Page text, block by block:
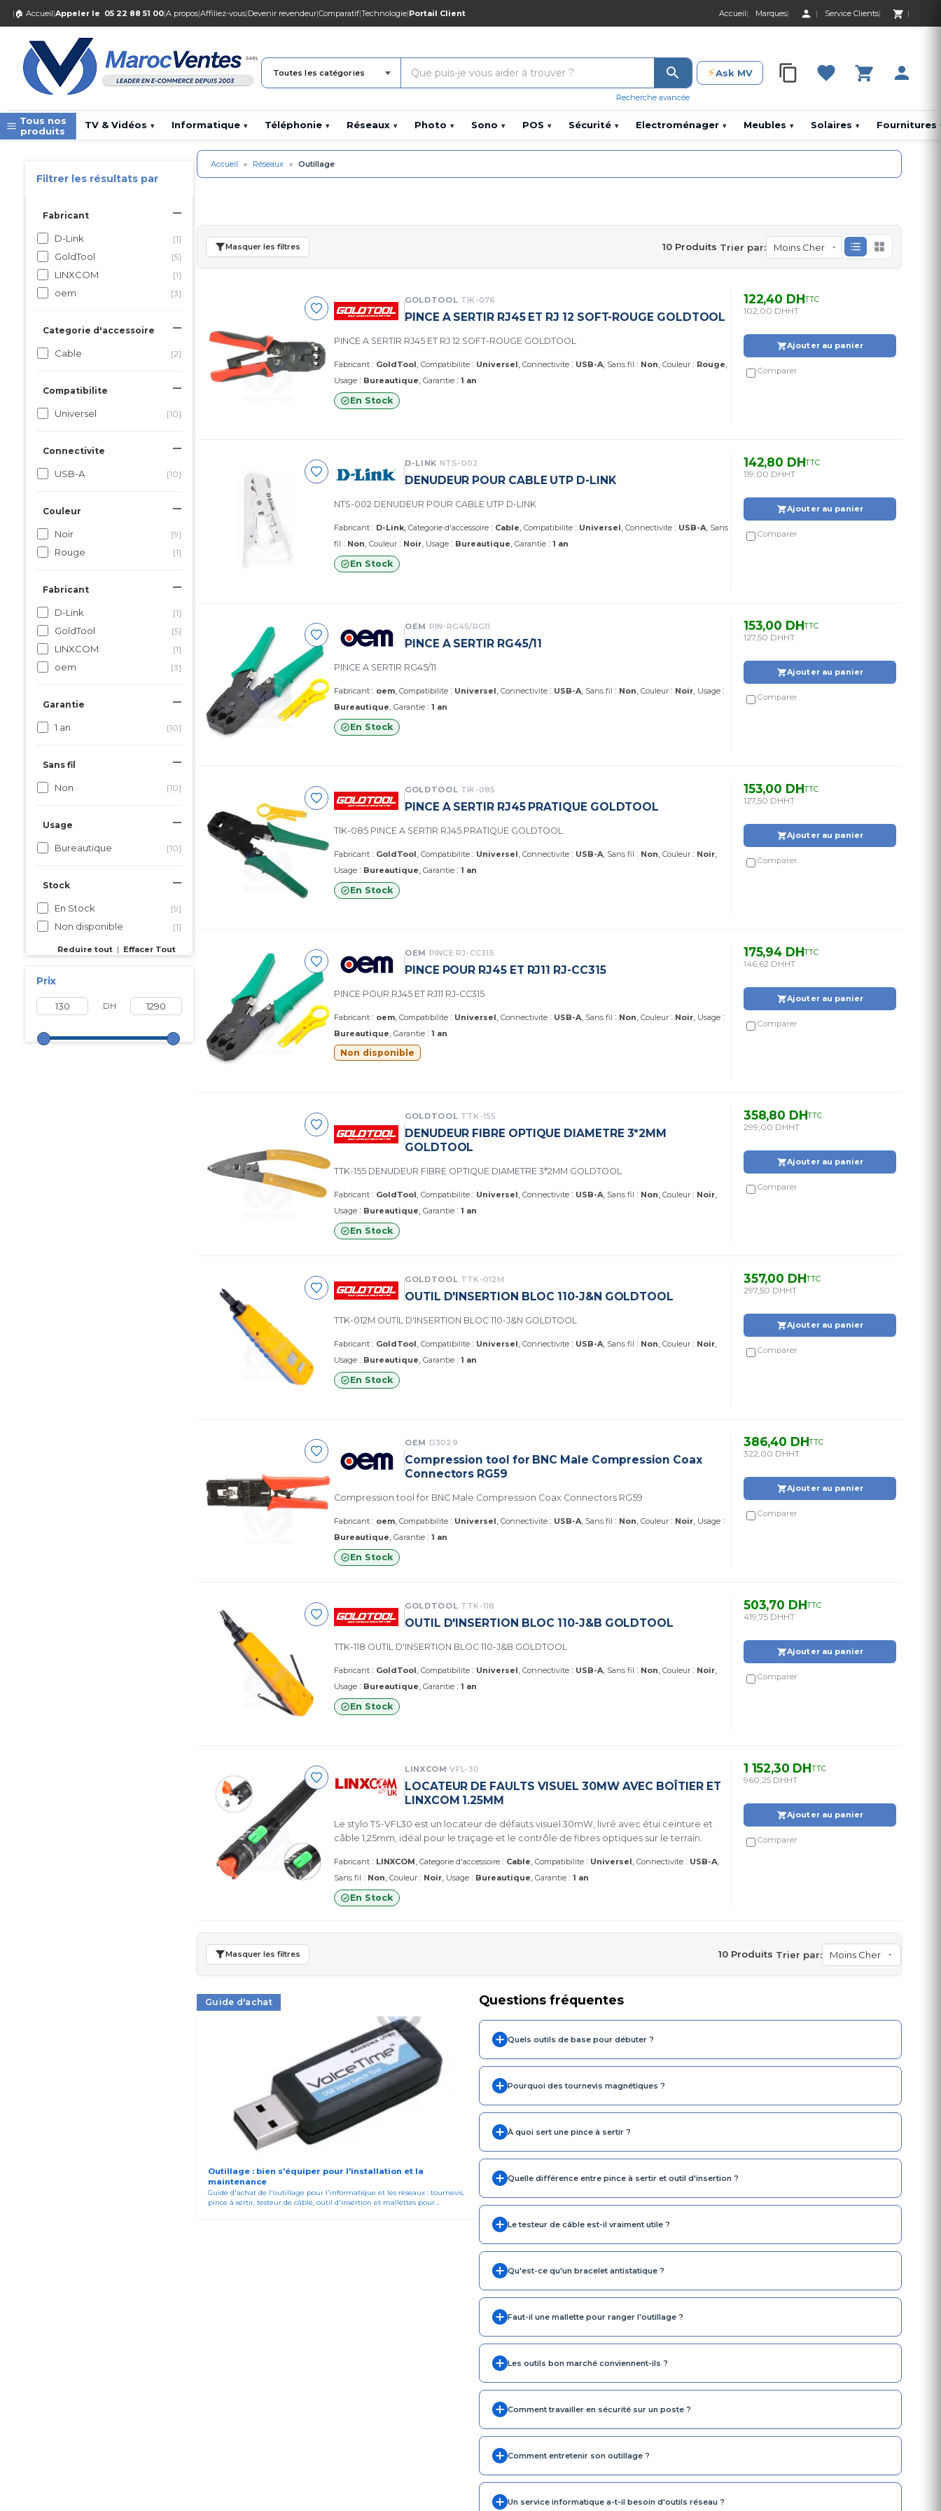
| 🏠 Accueil|Appeler le 05 22 88 51 00|A propos|Affiliez-vous|Devenir revendeur|Comparatif|Technologie|Portail Client Accueil Marques Service Clients
0 Produit 0,00
Toutes les catégories
Recherche avancée
⚡Ask MV 0 Produit 0,00 DH
Tous nos
produits
TV & Vidéos ▾ Informatique ▾ Téléphonie ▾ Réseaux ▾ Photo ▾ Sono ▾ POS ▾ Sécurité ▾ Electroménager ▾ Meubles ▾ Solaires ▾ Fournitures
Filtrer les résultats par
Fabricant
D-Link [1]
GoldTool [5]
LINXCOM [1]
oem [3]
Categorie d'accessoire
Cable [2]
Compatibilite
Universel [10]
Connectivite
USB-A [10]
Couleur
Noir [9]
Rouge [1]
Fabricant
D-Link [1]
GoldTool [5]
LINXCOM [1]
oem [3]
Garantie
1 an [10]
Sans fil
Non [10]
Usage
Bureautique [10]
Stock
En Stock [9]
Non disponible [1]
Reduire tout | Effacer Tout
Prix
DH
Accueil » Réseaux » Outillage
Masquer les filtres Trier par:
10 Produits
GOLDTOOL TIK-076
PINCE A SERTIR RJ45 ET RJ 12 SOFT-ROUGE GOLDTOOL
PINCE A SERTIR RJ45 ET RJ 12 SOFT-ROUGE GOLDTOOL
Fabricant : GoldTool Compatibilite : Universel Connectivite : USB-A Sans fil : Non Couleur : Rouge
Usage : Bureautique Garantie : 1 an
En Stock
122,40 DHTTC
102,00 DHHT
Ajouter au panier
Comparer
D-LINK NTS-002
DENUDEUR POUR CABLE UTP D-LINK
NTS-002 DENUDEUR POUR CABLE UTP D-LINK
Fabricant : D-Link Categorie d'accessoire : Cable Compatibilite : Universel Connectivite : USB-A Sans
fil : Non Couleur : Noir Usage : Bureautique Garantie : 1 an
En Stock
142,80 DHTTC
119,00 DHHT
Ajouter au panier
Comparer
OEM PIN-RG45/RG11
PINCE A SERTIR RG45/11
PINCE A SERTIR RG45/11
Fabricant : oem Compatibilite : Universel Connectivite : USB-A Sans fil : Non Couleur : Noir Usage :
Bureautique Garantie : 1 an
En Stock
153,00 DHTTC
127,50 DHHT
Ajouter au panier
Comparer
GOLDTOOL TIK-085
PINCE A SERTIR RJ45 PRATIQUE GOLDTOOL
TIK-085 PINCE A SERTIR RJ45 PRATIQUE GOLDTOOL
Fabricant : GoldTool Compatibilite : Universel Connectivite : USB-A Sans fil : Non Couleur : Noir
Usage : Bureautique Garantie : 1 an
En Stock
153,00 DHTTC
127,50 DHHT
Ajouter au panier
Comparer
OEM PINCE RJ-CC315
PINCE POUR RJ45 ET RJ11 RJ-CC315
PINCE POUR RJ45 ET RJ11 RJ-CC315
Fabricant : oem Compatibilite : Universel Connectivite : USB-A Sans fil : Non Couleur : Noir Usage :
Bureautique Garantie : 1 an
Non disponible
175,94 DHTTC
146,62 DHHT
Ajouter au panier
Comparer
GOLDTOOL TTK-155
DENUDEUR FIBRE OPTIQUE DIAMETRE 3*2MM
GOLDTOOL
TTK-155 DENUDEUR FIBRE OPTIQUE DIAMETRE 3*2MM GOLDTOOL
Fabricant : GoldTool Compatibilite : Universel Connectivite : USB-A Sans fil : Non Couleur : Noir
Usage : Bureautique Garantie : 1 an
En Stock
358,80 DHTTC
299,00 DHHT
Ajouter au panier
Comparer
GOLDTOOL TTK-012M
OUTIL D'INSERTION BLOC 110-J&N GOLDTOOL
TTK-012M OUTIL D'INSERTION BLOC 110-J&N GOLDTOOL
Fabricant : GoldTool Compatibilite : Universel Connectivite : USB-A Sans fil : Non Couleur : Noir
Usage : Bureautique Garantie : 1 an
En Stock
357,00 DHTTC
297,50 DHHT
Ajouter au panier
Comparer
OEM D3029
Compression tool for BNC Male Compression Coax
Connectors RG59
Compression tool for BNC Male Compression Coax Connectors RG59
Fabricant : oem Compatibilite : Universel Connectivite : USB-A Sans fil : Non Couleur : Noir Usage :
Bureautique Garantie : 1 an
En Stock
386,40 DHTTC
322,00 DHHT
Ajouter au panier
Comparer
GOLDTOOL TTK-118
OUTIL D'INSERTION BLOC 110-J&B GOLDTOOL
TTK-118 OUTIL D'INSERTION BLOC 110-J&B GOLDTOOL
Fabricant : GoldTool Compatibilite : Universel Connectivite : USB-A Sans fil : Non Couleur : Noir
Usage : Bureautique Garantie : 1 an
En Stock
503,70 DHTTC
419,75 DHHT
Ajouter au panier
Comparer
LINXCOMVFL-30
LOCATEUR DE FAULTS VISUEL 30MW AVEC BOÎTIER ET
LINXCOM 1.25MM
Le stylo TS-VFL30 est un locateur de défauts visuel 30mW, livré avec étui ceinture et
câble 1,25mm, idéal pour le traçage et le contrôle de fibres optiques sur le terrain.
Fabricant : LINXCOM Categorie d'accessoire : Cable Compatibilite : Universel Connectivite : USB-A
Sans fil : Non Couleur : Noir Usage : Bureautique Garantie : 1 an
En Stock
1 152,30 DHTTC
960,25 DHHT
Ajouter au panier
Comparer
Masquer les filtres Trier par:
10 Produits
Guide d'achat
Outillage : bien s'équiper pour l'installation et la
maintenance
Guide d'achat de l'outillage pour l'informatique et les réseaux : tournevis,
pince à sertir, testeur de câble, outil d'insertion et mallettes pour...
Questions fréquentes
Quels outils de base pour débuter ?
Pourquoi des tournevis magnétiques ?
À quoi sert une pince à sertir ?
Quelle différence entre pince à sertir et outil d'insertion ?
Le testeur de câble est-il vraiment utile ?
Qu'est-ce qu'un bracelet antistatique ?
Faut-il une mallette pour ranger l'outillage ?
Les outils bon marché conviennent-ils ?
Comment travailler en sécurité sur un poste ?
Comment entretenir son outillage ?
Un service informatique a-t-il besoin d'outils réseau ?